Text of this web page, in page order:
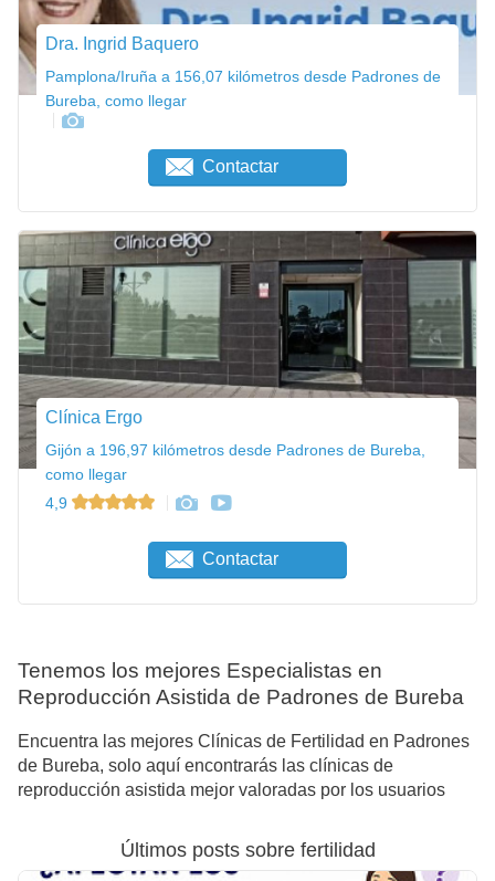
Dra. Ingrid Baquero
Pamplona/Iruña a 156,07 kilómetros desde Padrones de
Bureba, como llegar
Contactar
Clínica Ergo
Gijón a 196,97 kilómetros desde Padrones de Bureba,
como llegar
4,9
Contactar
Tenemos los mejores Especialistas en
Reproducción Asistida de Padrones de Bureba
Encuentra las mejores Clínicas de Fertilidad en Padrones
de Bureba, solo aquí encontrarás las clínicas de
reproducción asistida mejor valoradas por los usuarios
Últimos posts sobre fertilidad